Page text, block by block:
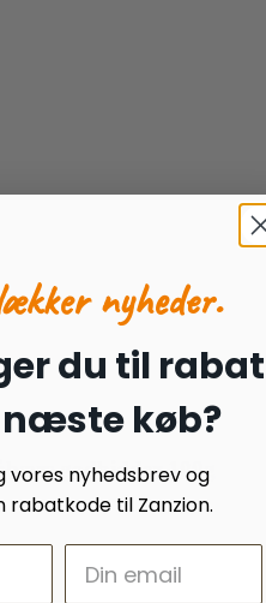
godbidder 100g
nyheder.
du til rabat
køb?
vores nyhedsbrev og
rabatkode til Zanzion.